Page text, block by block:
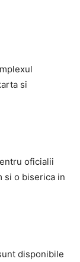
si
oficialii
si o biserica in
disponibile